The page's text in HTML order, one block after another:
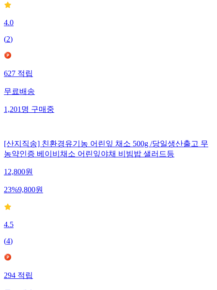
4.0
(2)
627 적립
무료배송
1,201 명 구매중
[산지직송] 친환경유기농 어린잎 채소 500g /당일생산출고 무
농약인증 베이비채소 어린잎야채 비빔밥 샐러드등
12,800원
23%9,800원
4.5
(4)
294적립